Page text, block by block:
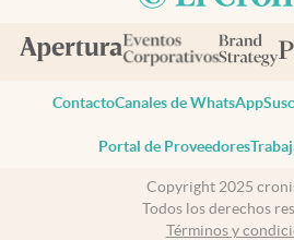
ContactoCanales de WhatsApp
Portal de Proveedores
Copyright 2025
Todos los derechos
Términos y